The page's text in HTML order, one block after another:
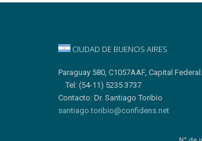
CIUDAD DE BUENOS AIRES
Paraguay 580, C1057AAF, Capital Federal.
Tel: (54-11) 5235 3737
Contacto: Dr. Santiago Toribio
santiago.toribio@confidens.net